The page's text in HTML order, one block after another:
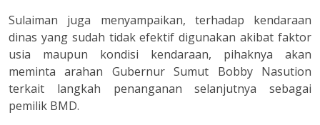
Sulaiman juga menyampaikan, terhadap kendaraan
dinas yang sudah tidak efektif digunakan akibat faktor
usia maupun kondisi kendaraan, pihaknya akan
meminta arahan Gubernur Sumut Bobby Nasution
terkait langkah penanganan selanjutnya sebagai
pemilik BMD.